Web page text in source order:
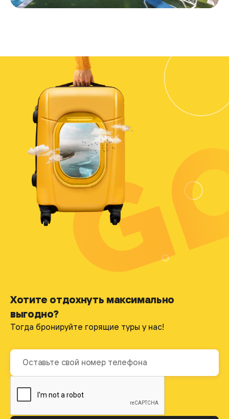
Хотите отдохнуть максимально
выгодно?
Тогда бронируйте горящие туры у нас!